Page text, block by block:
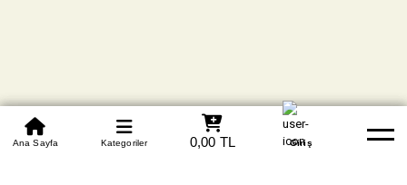
0850 305 09 70
Beden Tablosu Banka Hesapları Whatsapp Yardım
Ana Sayfa Kategoriler 0,00 TL Giriş